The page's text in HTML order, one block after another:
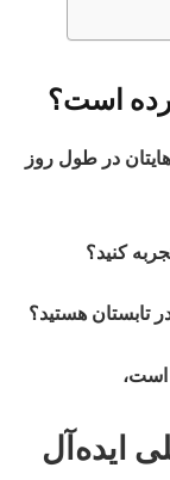
است؟
در طول روز
کنید؟
تابستان هستید؟
است،
ایده‌آل